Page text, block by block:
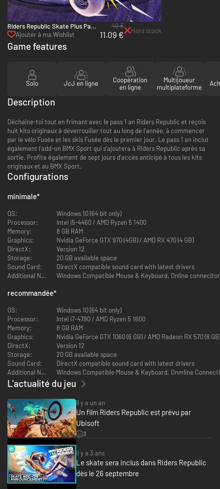
Riders Republic Skate Plus Pack
- PC (Ubisoft Connect)
Ajouter à ma Wishlist
40 €
11.09 € Hors stock
Game features
Solo JcJ en ligne
Coopération
en ligne
Multijoueur
multiplateforme
Description
Déchaîne-toi tout en frimant avec le pass 1 an Riders Republic et reçois
huit kits originaux à déverrouiller tout au long de l'année, à commencer
par le vélo Fusée et les skis Fusée dès le premier jour. Le pass 1 an inclut
également l'add-on BMX Sport qui s'ajoutera à Riders Republic après sa
sortie. Profite également de sept jours d'accès anticipé à tous les kits
originaux et au BMX Sport.
Configurations
minimale*
OS:
Windows 10 (64 bit only)
Processor:
Intel i5-4460 / AMD Ryzen 5 1400
Memory:
8 GB RAM
Graphics:
Nvidia GeForce GTX 970 (4GB) / AMD RX 470 (4 GB)
DirectX:
Version 12
Storage:
20 GB available space
Sound Card:
DirectX compatible sound card with latest drivers
Additional Notes:
Windows Compatible Mouse & Keyboard. Online
recommandée*
OS:
Windows 10 (64 bit only)
Processor:
Intel i7-4790 / AMD Ryzen 5 1600
Memory:
8 GB RAM
Graphics:
Nvidia GeForce GTX 1060 (6 GB) / AMD Radeon RX 570 (8 GB)
DirectX:
Version 12
Storage:
20 GB available space
Sound Card:
DirectX compatible sound card with latest drivers
Additional Notes:
Windows Compatible Mouse & Keyboard. Onmline
L'actualité du jeu
il y a un an
Un film Riders Republic est prévu par
Ubisoft
3
il y a 3 ans
Le skate sera inclus dans Riders Republic
dès le 26 septembre